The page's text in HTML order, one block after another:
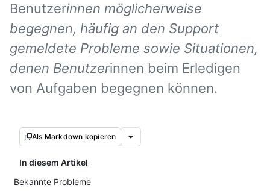
Benutzerinnen möglicherweise
begegnen, häufig an den Support
gemeldete Probleme sowie Situationen,
denen Benutzerinnen beim Erledigen
von Aufgaben begegnen können.
Als Markdown kopieren
In diesem Artikel
Bekannte Probleme